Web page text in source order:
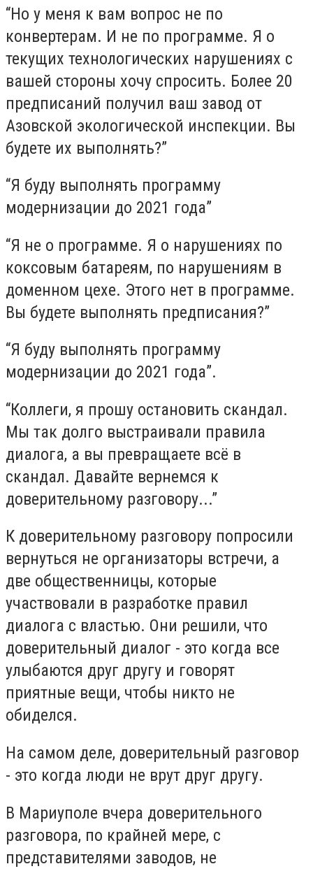
“Но у меня к вам вопрос не по
конвертерам. И не по программе. Я о
текущих технологических нарушениях с
вашей стороны хочу спросить. Более 20
предписаний получил ваш завод от
Азовской экологической инспекции. Вы
будете их выполнять?”
“Я буду выполнять программу
модернизации до 2021 года”
“Я не о программе. Я о нарушениях по
коксовым батареям, по нарушениям в
доменном цехе. Этого нет в программе.
Вы будете выполнять предписания?”
“Я буду выполнять программу
модернизации до 2021 года”.
“Коллеги, я прошу остановить скандал.
Мы так долго выстраивали правила
диалога, а вы превращаете всё в
скандал. Давайте вернемся к
доверительному разговору...”
К доверительному разговору попросили
вернуться не организаторы встречи, а
две общественницы, которые
участвовали в разработке правил
диалога с властью. Они решили, что
доверительный диалог - это когда все
улыбаются друг другу и говорят
приятные вещи, чтобы никто не
обиделся.
На самом деле, доверительный разговор
- это когда люди не врут друг другу.
В Мариуполе вчера доверительного
разговора, по крайней мере, с
представителями заводов, не